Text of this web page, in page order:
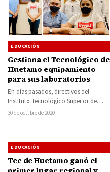
EDUCACIÓN
Gestiona el Tecnológico de
Huetamo equipamiento
para sus laboratorios
En días pasados, directivos del
Instituto Tecnológico Superior de
Huetamo gestionaron recursos
30 de octubre de 2020
EDUCACIÓN
Tec de Huetamo ganó el